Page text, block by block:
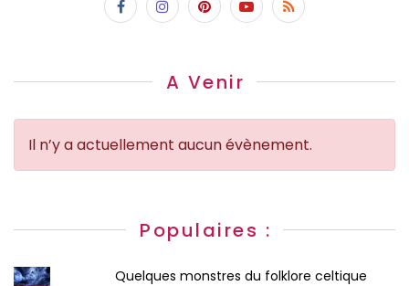
A Venir
Il n’y a actuellement aucun évènement.
Populaires :
Quelques monstres du folklore celtique